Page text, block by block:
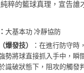
粹的籃球真理，宣告誰
大基本功 冷靜協防
爆發技）
：在進行防守
勢將球直接抓入手中，瞬
識破狀態下，阻攻的觸發